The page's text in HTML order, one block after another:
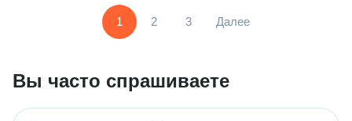
1 2 3 Далее
Вы часто спрашиваете